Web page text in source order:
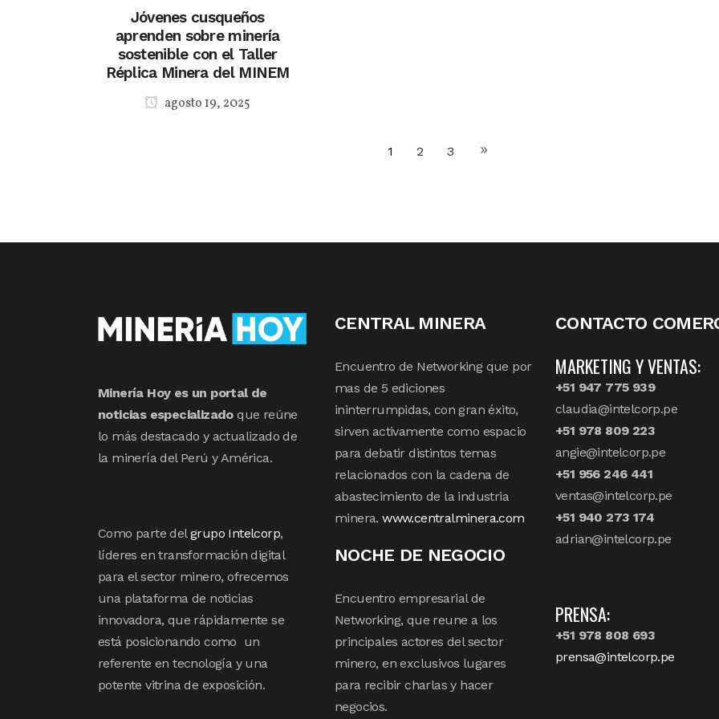
Jóvenes cusqueños
aprenden sobre minería
sostenible con el Taller
Réplica Minera del MINEM
agosto 19, 2025
1 2 3
Minería Hoy es un portal de
noticias especializadoque reúne
lo más destacado y actualizado de
la minería del Perú y América.
Como parte delgrupo Intelcorp,
líderes en transformación digital
para el sector minero, ofrecemos
una plataforma de noticias
innovadora, que rápidamente se
está posicionando como un
referente en tecnología y una
potente vitrina de exposición.
CENTRAL MINERA
Encuentro de Networking que por
mas de 5 ediciones
ininterrumpidas, con gran éxito,
sirven activamente como espacio
para debatir distintos temas
relacionados con la cadena de
abastecimiento de la industria
minera.www.centralminera.com
NOCHE DE NEGOCIO
Encuentro empresarial de
Networking, que reune a los
principales actores del sector
minero, en exclusivos lugares
para recibir charlas y hacer
negocios.
CONTACTO
MARKETING Y VENTAS:
+51 947 775 939
claudia@intelcorp.pe
+51 978 809 223
angie@intelcorp.pe
+51 956 246 441
ventas@intelcorp.pe
+51 940 273 174
adrian@intelcorp.pe
PRENSA:
+51 978 808 693
prensa@intelcorp.pe